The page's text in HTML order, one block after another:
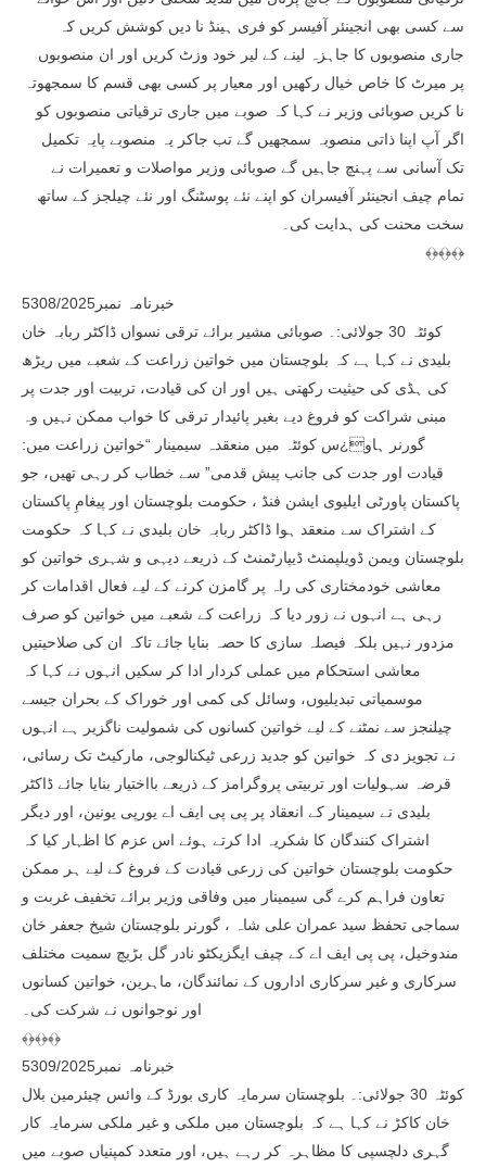
سے کسی بھی انجینئر آفیسر کو فری ہینڈ نا دیں کوشش کریں کہ
جاری منصوبوں کا جاہزہ لینے کے لیر خود وزٹ کریں اور ان منصوبوں
پر میرٹ کا خاص خیال رکھیں اور معیار پر کسی بھی قسم کا سمجھوتہ
نا کریں صوبائی وزیر نے کہا کہ صوبے میں جاری ترقیاتی منصوبوں کو
اگر آپ اپنا ذاتی منصوبہ سمجھیں گے تب جاکر یہ منصوبے پایہ تکمیل
تک آسانی سے پہنچ جاہیں گے صوبائی وزیر مواصلات و تعمیرات نے
تمام چیف انجینئر آفیسران کو اپنے نئے پوسٹنگ اور نئے چیلجز کے ساتھ
سخت محنت کی ہدایت کی۔
﴾﴿﴾﴿﴾﴿
خبرنامہ نمبر5308/2025
کوئٹہ 30 جولائی:۔ صوبائی مشیر برائے ترقی نسواں ڈاکٹر ربابہ خان
بلیدی نے کہا ہے کہ بلوچستان میں خواتین زراعت کے شعبے میں ریڑھ
کی ہڈی کی حیثیت رکھتی ہیں اور ان کی قیادت، تربیت اور جدت پر
مبنی شراکت کو فروغ دیے بغیر پائیدار ترقی کا خواب ممکن نہیں وہ
گورنر ہاو¿س کوئٹہ میں منعقدہ سیمینار “خواتین زراعت میں:
قیادت اور جدت کی جانب پیش قدمی” سے خطاب کر رہی تھیں، جو
پاکستان پاورٹی ایلیوی ایشن فنڈ ، حکومت بلوچستان اور پیغامِ پاکستان
کے اشتراک سے منعقد ہوا ڈاکٹر ربابہ خان بلیدی نے کہا کہ حکومت
بلوچستان ویمن ڈویلپمنٹ ڈیپارٹمنٹ کے ذریعے دیہی و شہری خواتین کو
معاشی خودمختاری کی راہ پر گامزن کرنے کے لیے فعال اقدامات کر
رہی ہے انہوں نے زور دیا کہ زراعت کے شعبے میں خواتین کو صرف
مزدور نہیں بلکہ فیصلہ سازی کا حصہ بنایا جائے تاکہ ان کی صلاحیتیں
معاشی استحکام میں عملی کردار ادا کر سکیں انہوں نے کہا کہ
موسمیاتی تبدیلیوں، وسائل کی کمی اور خوراک کے بحران جیسے
چیلنجز سے نمٹنے کے لیے خواتین کسانوں کی شمولیت ناگزیر ہے انہوں
نے تجویز دی کہ خواتین کو جدید زرعی ٹیکنالوجی، مارکیٹ تک رسائی،
قرضہ سہولیات اور تربیتی پروگرامز کے ذریعے بااختیار بنایا جائے ڈاکٹر
بلیدی نے سیمینار کے انعقاد پر پی پی ایف اے یورپی یونین، اور دیگر
اشتراک کنندگان کا شکریہ ادا کرتے ہوئے اس عزم کا اظہار کیا کہ
حکومت بلوچستان خواتین کی زرعی قیادت کے فروغ کے لیے ہر ممکن
تعاون فراہم کرے گی سیمینار میں وفاقی وزیر برائے تخفیف غربت و
سماجی تحفظ سید عمران علی شاہ ، گورنر بلوچستان شیخ جعفر خان
مندوخیل، پی پی ایف اے کے چیف ایگزیکٹو نادر گل بڑیچ سمیت مختلف
سرکاری و غیر سرکاری اداروں کے نمائندگان، ماہرین، خواتین کسانوں
اور نوجوانوں نے شرکت کی۔
﴾﴿﴾﴿﴾﴿
خبرنامہ نمبر5309/2025
کوئٹہ 30 جولائی:۔ بلوچستان سرمایہ کاری بورڈ کے وائس چیئرمین بلال
خان کاکڑ نے کہا ہے کہ بلوچستان میں ملکی و غیر ملکی سرمایہ کار
گہری دلچسپی کا مظاہرہ کر رہے ہیں، اور متعدد کمپنیاں صوبے میں